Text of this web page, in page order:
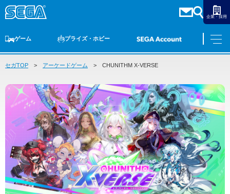
企業・採用
ゲーム
ゲームTOP 家庭用ゲーム PCゲーム スマホゲーム
プライズ・ホビー
プライズ トイ S-FIRE セガ ラッキーくじ
セガ ラッキーくじ
ゲームTOP
家庭用ゲーム
PCゲーム
スマホゲーム
アーケードゲーム
プライズ・ホビー
プライズ
トイ
S-FIRE
セガ ラッキーくじ
セガ ラッキーくじオンライン
アニメ
ダーツ
トピックス
セガTOP アーケードゲーム CHUNITHM X-VERSE